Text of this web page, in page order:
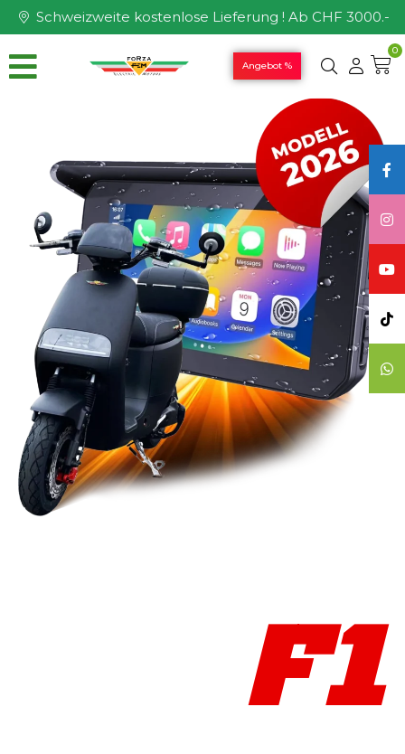
Schweizweite kostenlose Lieferung ! Ab CHF 3000.-
Angebot %
0
F1